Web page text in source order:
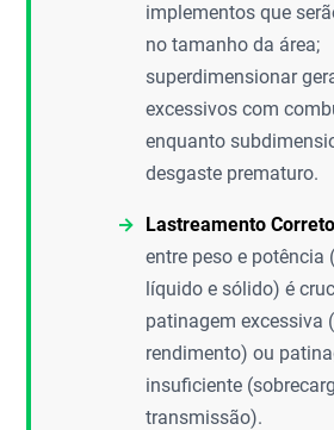
implementos que
no tamanho da área;
superdimensionar
excessivos com
enquanto
desgaste prematuro.
Lastreamento
entre peso e potência
líquido e sólido) é
patinagem excessiva
rendimento) ou
insuficiente
transmissão).